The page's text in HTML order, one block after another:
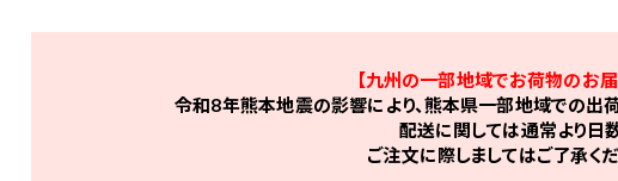
【九州の一部地域でお荷物のお
令和8年熊本地震の影響により、熊本県一部地域での出
配送に関しては通常より日
ご注文に際しましてはご了承く